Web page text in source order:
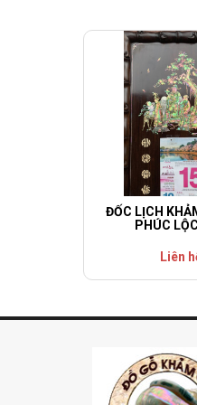
ĐỐC LỊCH
PHÚC
Liên